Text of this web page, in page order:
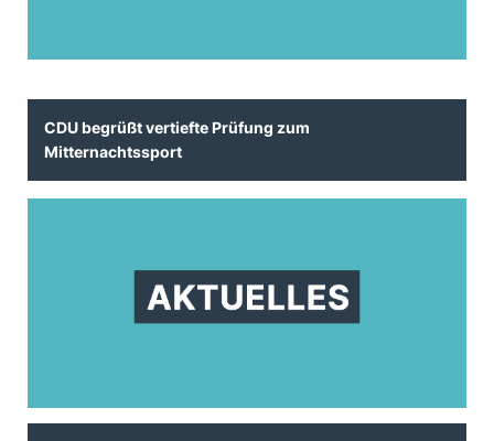
CDU begrüßt vertiefte Prüfung zum
Mitternachtssport